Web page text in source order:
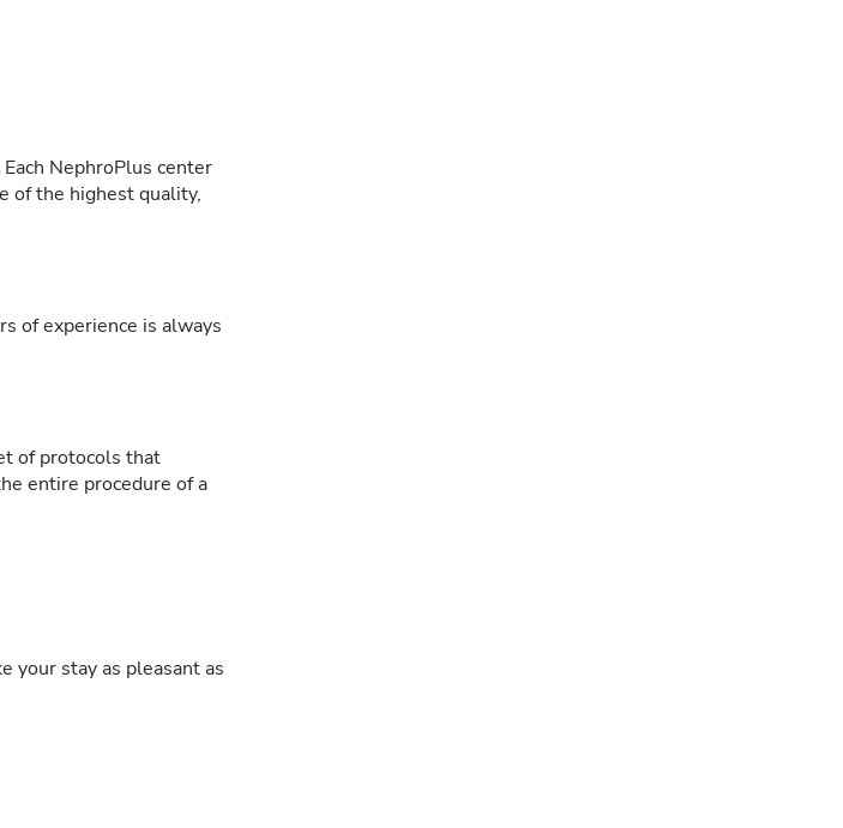
NephroPlus center
of the highest quality,
of experience is always
of protocols that
entire procedure of a
your stay as pleasant as